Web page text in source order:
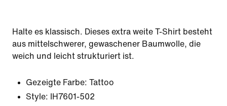
Halte es klassisch. Dieses extra weite T-Shirt besteht
aus mittelschwerer, gewaschener Baumwolle, die
weich und leicht strukturiert ist.
Gezeigte Farbe: Tattoo
Style:
IH7601-502